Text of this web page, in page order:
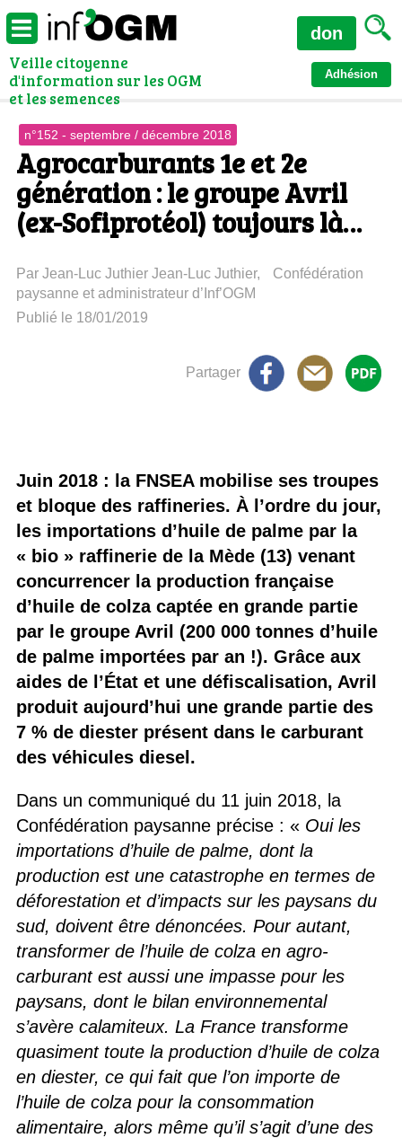
Veille citoyenne
d'information sur les OGM
et les semences
Adhésion
don
n°152 - septembre / décembre 2018
Agrocarburants 1e et 2e
génération : le groupe Avril
(ex-Sofiprotéol) toujours là…
Par Jean-Luc Juthier Jean-Luc Juthier, Confédération
paysanne et administrateur d’Inf’OGM
Publié le 18/01/2019
Partager
Juin 2018 : la FNSEA mobilise ses troupes
et bloque des raffineries. À l’ordre du jour,
les importations d’huile de palme par la
« bio » raffinerie de la Mède (13) venant
concurrencer la production française
d’huile de colza captée en grande partie
par le groupe Avril (200 000 tonnes d’huile
de palme importées par an !). Grâce aux
aides de l’État et une défiscalisation, Avril
produit aujourd’hui une grande partie des
7 % de diester présent dans le carburant
des véhicules diesel.
Dans un communiqué du 11 juin 2018, la
Confédération paysanne précise : « Oui les
importations d’huile de palme, dont la
production est une catastrophe en termes de
déforestation et d’impacts sur les paysans du
sud, doivent être dénoncées. Pour autant,
transformer de l’huile de colza en agro-
carburant est aussi une impasse pour les
paysans, dont le bilan environnemental
s’avère calamiteux. La France transforme
quasiment toute la production d’huile de colza
en diester, ce qui fait que l’on importe de
l’huile de colza pour la consommation
alimentaire, alors même qu’il s’agit d’une des